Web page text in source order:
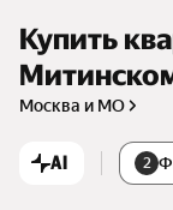
Купить
Москва и МО
AI 2